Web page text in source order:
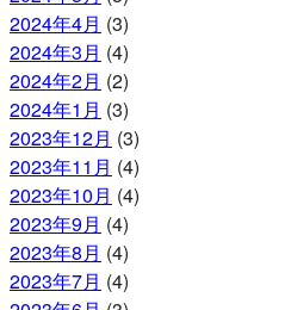
2024年4月 (3)
2024年3月 (4)
2024年2月 (2)
2024年1月 (3)
2023年12月 (3)
2023年11月 (4)
2023年10月 (4)
2023年9月 (4)
2023年8月 (4)
2023年7月 (4)